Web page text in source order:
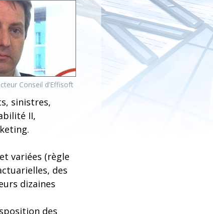
Conseil d’Effisoft
sinistres,
II,
variées (règle
des
dizaines
des